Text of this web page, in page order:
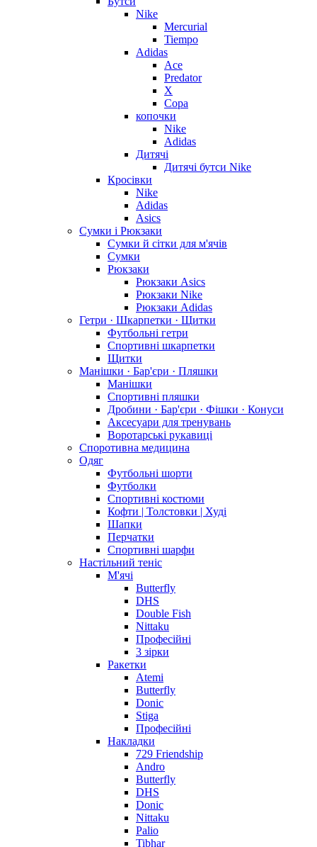
Nike
Mercurial
Tiempo
Adidas
Ace
Predator
X
Copa
копочки
Nike
Adidas
Дитячі
Дитячі бутси Nike
Кросівки
Nike
Adidas
Asics
Сумки і Рюкзаки
Сумки й сітки для м'ячів
Сумки
Рюкзаки
Рюкзаки Asics
Рюкзаки Nike
Рюкзаки Adidas
Гетри · Шкарпетки · Щитки
Футбольні гетри
Спортивні шкарпетки
Щитки
Манішки · Бар'єри · Пляшки
Манішки
Спортивні пляшки
Дробини · Бар'єри · Фішки · Конуси
Аксесуари для тренувань
Воротарські рукавиці
Споротивна медицина
Одяг
Футбольні шорти
Футболки
Спортивні костюми
Кофти | Толстовки | Худі
Шапки
Перчатки
Спортивні шарфи
Настільний теніс
М'ячі
Butterfly
DHS
Double Fish
Nittaku
Професійні
3 зірки
Ракетки
Atemi
Butterfly
Donic
Stiga
Професійні
Накладки
729 Friendship
Andro
Butterfly
DHS
Donic
Nittaku
Palio
Tibhar